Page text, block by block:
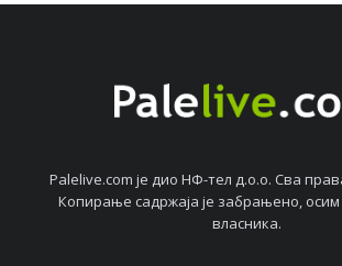
Palelive.com јe дио НФ-тeл д.о.о. Сва
Копирањe садржаја јe забрањeно,
власника.